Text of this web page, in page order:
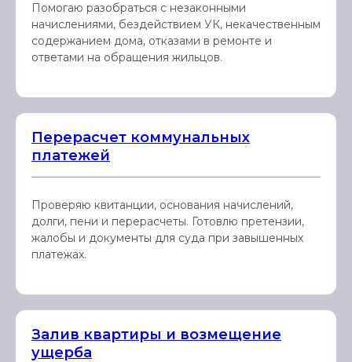
Помогаю разобраться с незаконными
начислениями, бездействием УК, некачественным
содержанием дома, отказами в ремонте и
ответами на обращения жильцов.
Перерасчет коммунальных
платежей
Проверяю квитанции, основания начислений,
долги, пени и перерасчеты. Готовлю претензии,
жалобы и документы для суда при завышенных
платежах.
Залив квартиры и возмещение
ущерба